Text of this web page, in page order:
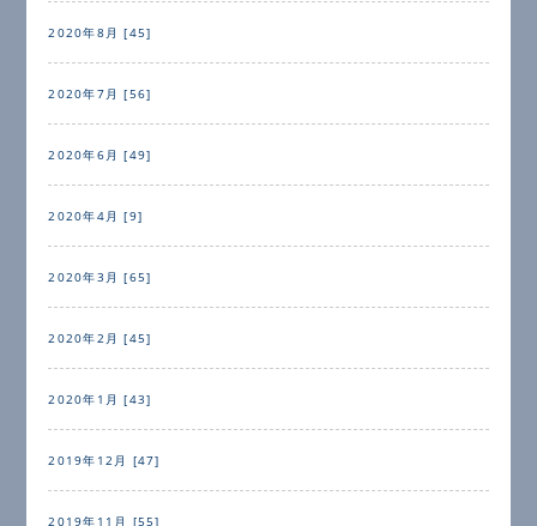
2020年8月 [45]
2020年7月 [56]
2020年6月 [49]
2020年4月 [9]
2020年3月 [65]
2020年2月 [45]
2020年1月 [43]
2019年12月 [47]
2019年11月 [55]